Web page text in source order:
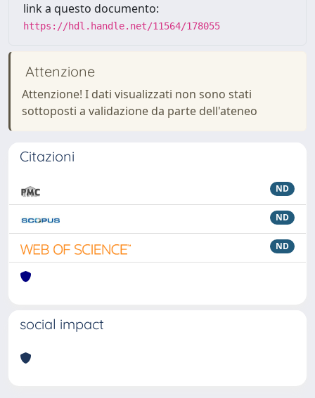
link a questo documento:
https://hdl.handle.net/11564/178055
Attenzione
Attenzione! I dati visualizzati non sono stati
sottoposti a validazione da parte dell'ateneo
Citazioni
ND
ND
ND
social impact